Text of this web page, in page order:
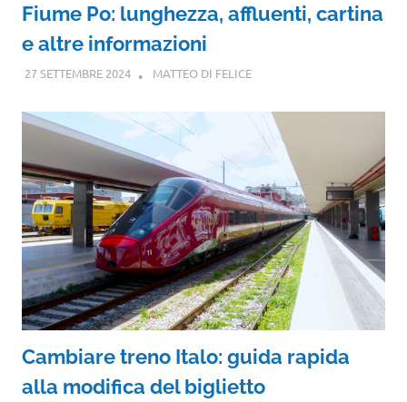
Fiume Po: lunghezza, affluenti, cartina
e altre informazioni
27 SETTEMBRE 2024 MATTEO DI FELICE
Cambiare treno Italo: guida rapida
alla modifica del biglietto